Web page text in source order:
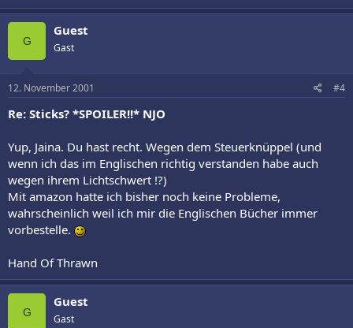
G
Guest
Gast
12. November 2001 #4
Re: Sticks? *SPOILER!!* NJO
Yup, Jaina. Du hast recht. Wegen dem Steuerknüppel (und
wenn ich das im Englischen richtig verstanden habe auch
wegen ihrem Lichtschwert !?)
Mit amazon hatte ich bisher noch keine Probleme,
wahrscheinlich weil ich mir die Englischen Bücher immer
vorbestelle.
Hand Of Thrawn
G
Guest
Gast